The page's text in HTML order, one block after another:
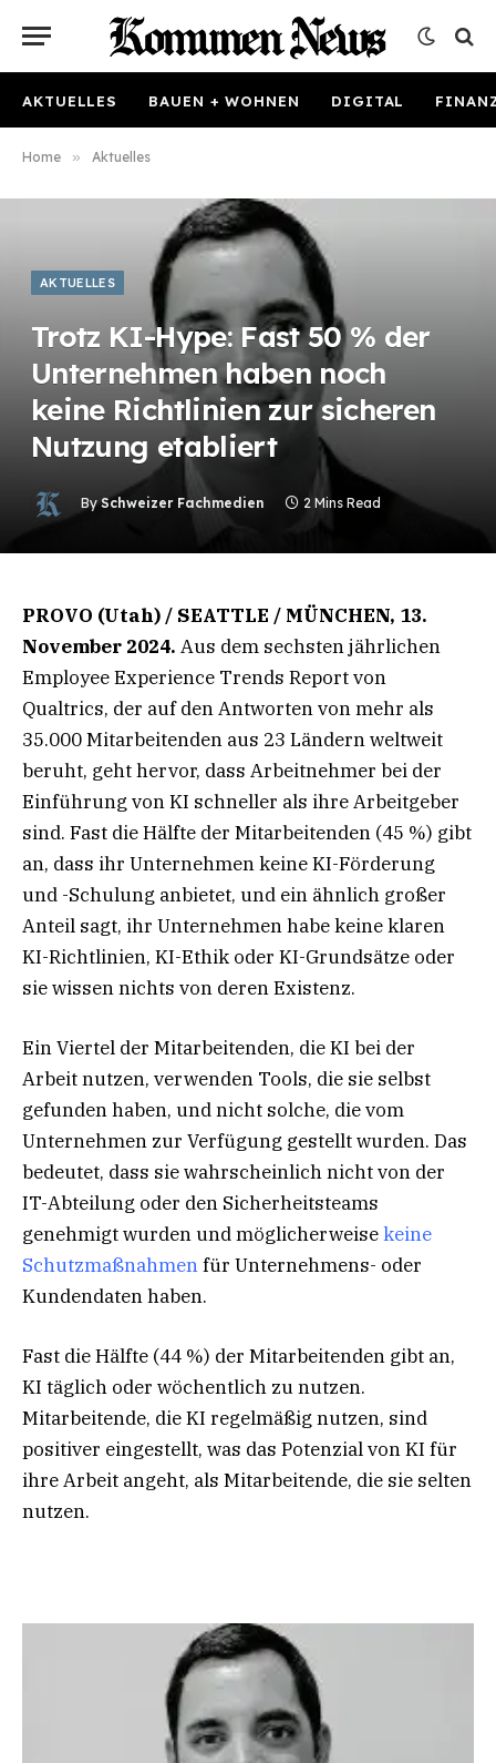
AKTUELLES BAUEN + WOHNEN DIGITAL
Home » Aktuelles
AKTUELLES
Trotz KI-Hype: Fast 50 % der
Unternehmen haben noch
keine Richtlinien zur sicheren
Nutzung etabliert
By Schweizer Fachmedien 2 Mins Read
PROVO (Utah) / SEATTLE / MÜNCHEN, 13.
November 2024. Aus dem sechsten jährlichen
Employee Experience Trends Report von
Qualtrics, der auf den Antworten von mehr als
35.000 Mitarbeitenden aus 23 Ländern weltweit
beruht, geht hervor, dass Arbeitnehmer bei der
Einführung von KI schneller als ihre Arbeitgeber
sind. Fast die Hälfte der Mitarbeitenden (45 %) gibt
an, dass ihr Unternehmen keine KI-Förderung
und -Schulung anbietet, und ein ähnlich großer
Anteil sagt, ihr Unternehmen habe keine klaren
KI-Richtlinien, KI-Ethik oder KI-Grundsätze oder
sie wissen nichts von deren Existenz.
Ein Viertel der Mitarbeitenden, die KI bei der
Arbeit nutzen, verwenden Tools, die sie selbst
gefunden haben, und nicht solche, die vom
Unternehmen zur Verfügung gestellt wurden. Das
bedeutet, dass sie wahrscheinlich nicht von der
IT-Abteilung oder den Sicherheitsteams
genehmigt wurden und möglicherweisekeine
Schutzmaßnahmenfür Unternehmens- oder
Kundendaten haben.
Fast die Hälfte (44 %) der Mitarbeitenden gibt an,
KI täglich oder wöchentlich zu nutzen.
Mitarbeitende, die KI regelmäßig nutzen, sind
positiver eingestellt, was das Potenzial von KI für
ihre Arbeit angeht, als Mitarbeitende, die sie selten
nutzen.